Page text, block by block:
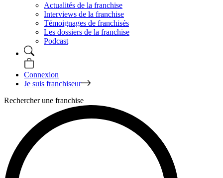
Actualités de la franchise
Interviews de la franchise
Témoignages de franchisés
Les dossiers de la franchise
Podcast
Connexion
Je suis franchiseur
Rechercher une franchise